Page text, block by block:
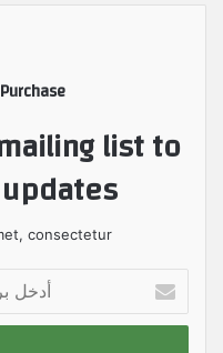
list to
consectetur.
خ